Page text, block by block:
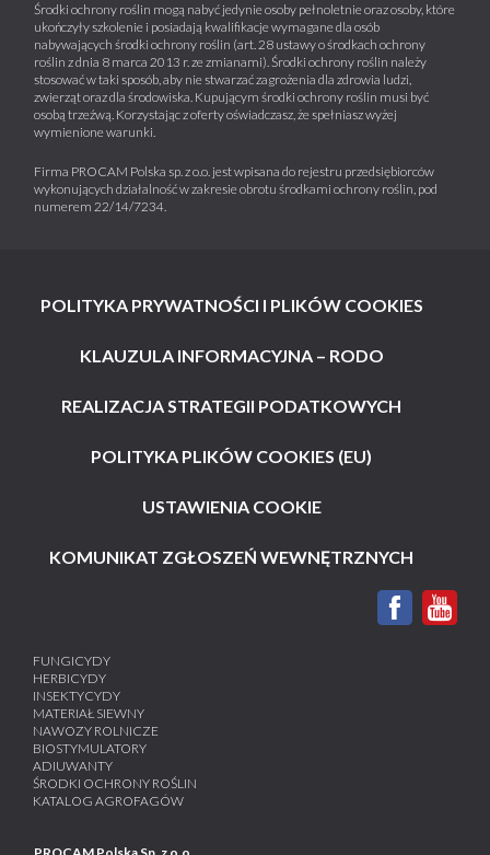
Środki ochrony roślin mogą nabyć jedynie osoby pełnoletnie oraz osoby, które
ukończyły szkolenie i posiadają kwalifikacje wymagane dla osób
nabywających środki ochrony roślin (art. 28 ustawy o środkach ochrony
roślin z dnia 8 marca 2013 r. ze zmianami). Środki ochrony roślin należy
stosować w taki sposób, aby nie stwarzać zagrożenia dla zdrowia ludzi,
zwierząt oraz dla środowiska. Kupującym środki ochrony roślin musi być
osobą trzeźwą. Korzystając z oferty oświadczasz, że spełniasz wyżej
wymienione warunki.
Firma PROCAM Polska sp. z o.o. jest wpisana do rejestru przedsiębiorców
wykonujących działalność w zakresie obrotu środkami ochrony roślin, pod
numerem 22/14/7234.
POLITYKA PRYWATNOŚCI I PLIKÓW COOKIES
KLAUZULA INFORMACYJNA – RODO
REALIZACJA STRATEGII PODATKOWYCH
POLITYKA PLIKÓW COOKIES (EU)
USTAWIENIA COOKIE
KOMUNIKAT ZGŁOSZEŃ WEWNĘTRZNYCH
FUNGICYDY
HERBICYDY
INSEKTYCYDY
MATERIAŁ SIEWNY
NAWOZY ROLNICZE
BIOSTYMULATORY
ADIUWANTY
ŚRODKI OCHRONY ROŚLIN
KATALOG AGROFAGÓW